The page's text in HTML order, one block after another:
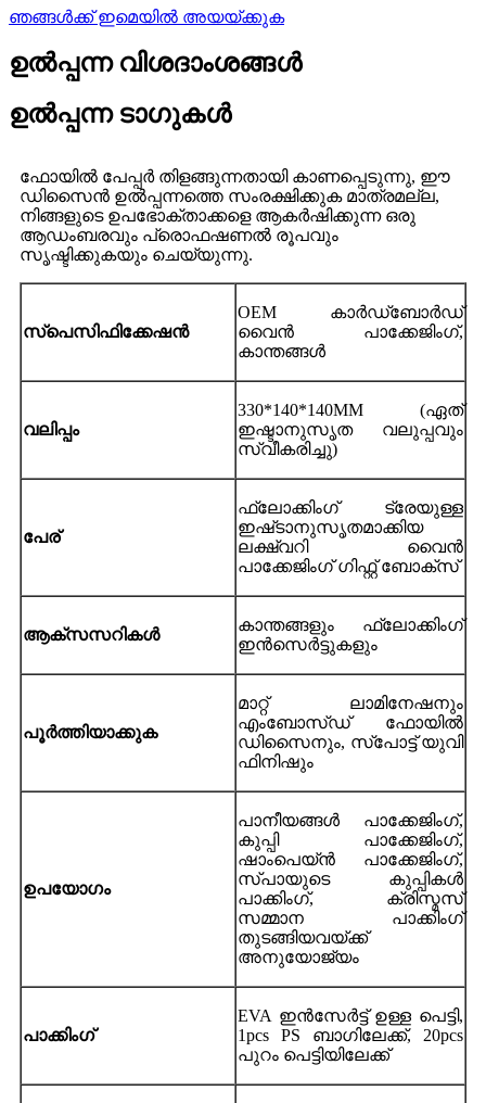
ഞങ്ങൾക്ക് ഇമെയിൽ അയയ്ക്കുക
ഉൽപ്പന്ന വിശദാംശങ്ങൾ
ഉൽപ്പന്ന ടാഗുകൾ
ഫോയിൽ പേപ്പർ തിളങ്ങുന്നതായി കാണപ്പെടുന്നു, ഈ
ഡിസൈൻ ഉൽപ്പന്നത്തെ സംരക്ഷിക്കുക മാത്രമല്ല,
നിങ്ങളുടെ ഉപഭോക്താക്കളെ ആകർഷിക്കുന്ന ഒരു
ആഡംബരവും പ്രൊഫഷണൽ രൂപവും
സൃഷ്ടിക്കുകയും ചെയ്യുന്നു.
സ്പെസിഫിക്കേഷൻ
OEM കാർഡ്ബോർഡ്
വൈൻ പാക്കേജിംഗ്,
കാന്തങ്ങൾ
വലിപ്പം
330*140*140MM (ഏത്
ഇഷ്ടാനുസൃത വലുപ്പവും
സ്വീകരിച്ചു)
പേര്
ഫ്ലോക്കിംഗ് ട്രേയുള്ള
ഇഷ്‌ടാനുസൃതമാക്കിയ
ലക്ഷ്വറി വൈൻ
പാക്കേജിംഗ് ഗിഫ്റ്റ് ബോക്‌സ്
ആക്സസറികൾ
കാന്തങ്ങളും ഫ്ലോക്കിംഗ്
ഇൻസെർട്ടുകളും
പൂർത്തിയാക്കുക
മാറ്റ് ലാമിനേഷനും
എംബോസ്ഡ് ഫോയിൽ
ഡിസൈനും, സ്പോട്ട് യുവി
ഫിനിഷും
ഉപയോഗം
പാനീയങ്ങൾ പാക്കേജിംഗ്,
കുപ്പി പാക്കേജിംഗ്,
ഷാംപെയ്ൻ പാക്കേജിംഗ്,
സ്പായുടെ കുപ്പികൾ
പാക്കിംഗ്, ക്രിസ്മസ്
സമ്മാന പാക്കിംഗ്
തുടങ്ങിയവയ്ക്ക്
അനുയോജ്യം
പാക്കിംഗ്
EVA ഇൻസേർട്ട് ഉള്ള പെട്ടി,
1pcs PS ബാഗിലേക്ക്, 20pcs
പുറം പെട്ടിയിലേക്ക്